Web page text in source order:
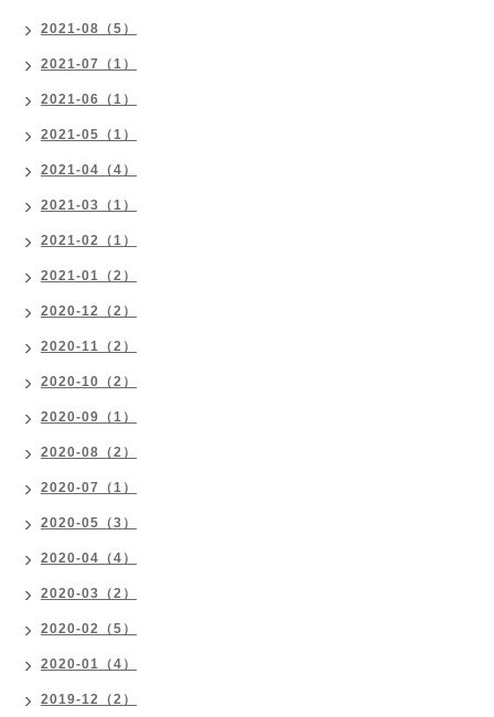
2021-08（5）
2021-07（1）
2021-06（1）
2021-05（1）
2021-04（4）
2021-03（1）
2021-02（1）
2021-01（2）
2020-12（2）
2020-11（2）
2020-10（2）
2020-09（1）
2020-08（2）
2020-07（1）
2020-05（3）
2020-04（4）
2020-03（2）
2020-02（5）
2020-01（4）
2019-12（2）